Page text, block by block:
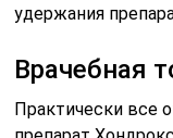
удержания
Врачебная
Практически все